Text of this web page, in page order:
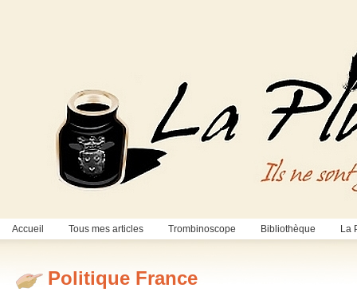
Accueil Tous mes articles Trombinoscope Bibliothèque La
Politique France